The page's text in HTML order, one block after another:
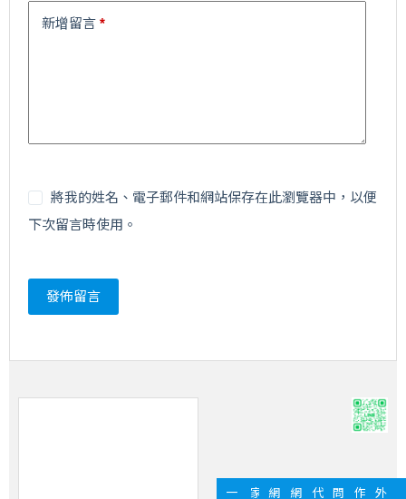
新增留言 *
將我的姓名、電子郵件和網站保存在此瀏覽器中，以便
下次留言時使用。
發佈留言
一
家
網
網
代
問
作
外